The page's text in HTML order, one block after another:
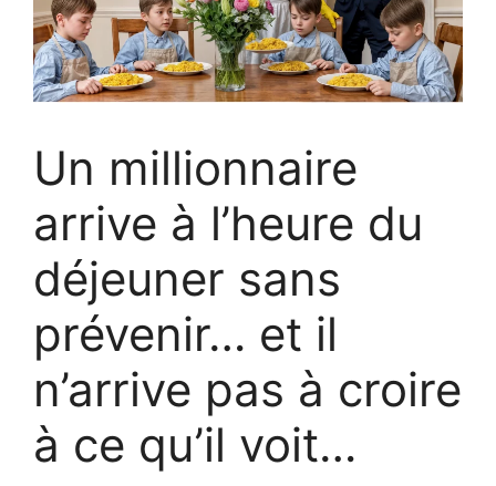
Un millionnaire
arrive à l’heure du
déjeuner sans
prévenir… et il
n’arrive pas à croire
à ce qu’il voit…